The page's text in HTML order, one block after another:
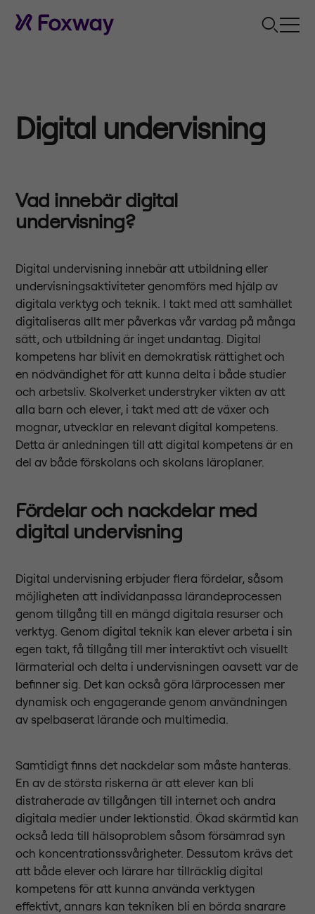
Digital undervisning
Vad innebär digital
undervisning?
Digital undervisning innebär att utbildning eller
undervisningsaktiviteter genomförs med hjälp av
digitala verktyg och teknik. I takt med att samhället
digitaliseras allt mer påverkas vår vardag på många
sätt, och utbildning är inget undantag. Digital
kompetens har blivit en demokratisk rättighet och
en nödvändighet för att kunna delta i både studier
och arbetsliv. Skolverket understryker vikten av att
alla barn och elever, i takt med att de växer och
mognar, utvecklar en relevant digital kompetens.
Detta är anledningen till att digital kompetens är en
del av både förskolans och skolans läroplaner.
Fördelar och nackdelar med
digital undervisning
Digital undervisning erbjuder flera fördelar, såsom
möjligheten att individanpassa lärandeprocessen
genom tillgång till en mängd digitala resurser och
verktyg. Genom digital teknik kan elever arbeta i sin
egen takt, få tillgång till mer interaktivt och visuellt
lärmaterial och delta i undervisningen oavsett var de
befinner sig. Det kan också göra lärprocessen mer
dynamisk och engagerande genom användningen
av spelbaserat lärande och multimedia.
Samtidigt finns det nackdelar som måste hanteras.
En av de största riskerna är att elever kan bli
distraherade av tillgången till internet och andra
digitala medier under lektionstid. Ökad skärmtid kan
också leda till hälsoproblem såsom försämrad syn
och koncentrationssvårigheter. Dessutom krävs det
att både elever och lärare har tillräcklig digital
kompetens för att kunna använda verktygen
effektivt, annars kan tekniken bli en börda snarare